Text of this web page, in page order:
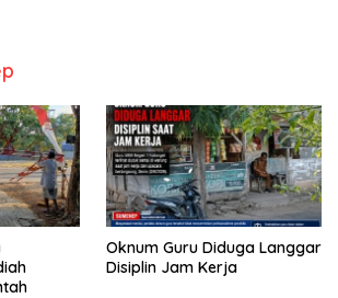
Oknum Guru Diduga Langgar
Disiplin Jam Kerja